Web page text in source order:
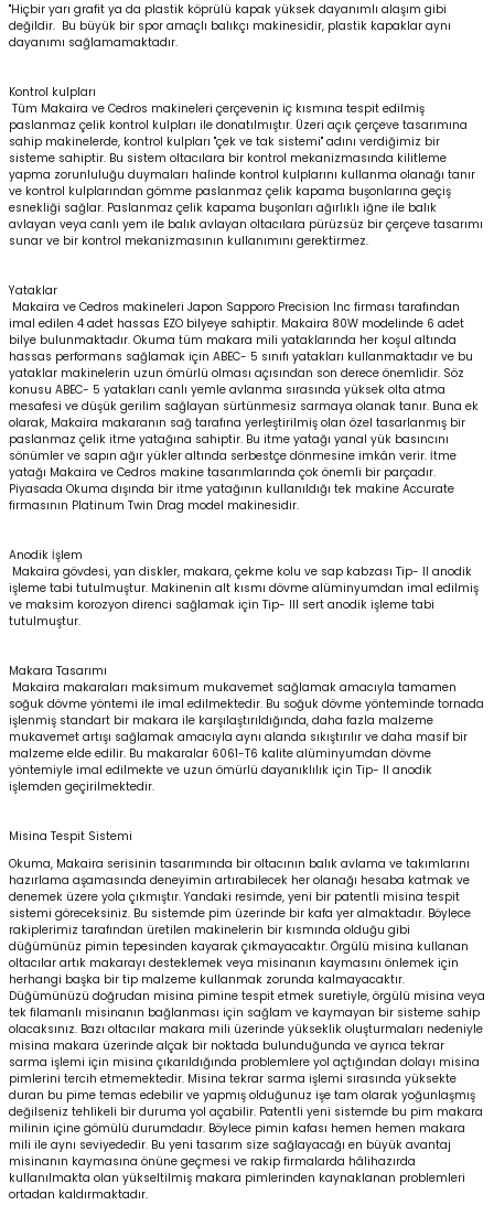
"Hiçbir yarı grafit ya da plastik köprülü kapak yüksek dayanımlı alaşım gibi
değildir. Bu büyük bir spor amaçlı balıkçı makinesidir, plastik kapaklar aynı
dayanımı sağlamamaktadır.
Kontrol kulpları
Tüm Makaira ve Cedros makineleri çerçevenin iç kısmına tespit edilmiş
paslanmaz çelik kontrol kulpları ile donatılmıştır. Üzeri açık çerçeve tasarımına
sahip makinelerde, kontrol kulpları "çek ve tak sistemi" adını verdiğimiz bir
sisteme sahiptir. Bu sistem oltacılara bir kontrol mekanizmasında kilitleme
yapma zorunluluğu duymaları halinde kontrol kulplarını kullanma olanağı tanır
ve kontrol kulplarından gömme paslanmaz çelik kapama buşonlarına geçiş
esnekliği sağlar. Paslanmaz çelik kapama buşonları ağırlıklı iğne ile balık
avlayan veya canlı yem ile balık avlayan oltacılara pürüzsüz bir çerçeve tasarımı
sunar ve bir kontrol mekanizmasının kullanımını gerektirmez.
Yataklar
Makaira ve Cedros makineleri Japon Sapporo Precision Inc firması tarafından
imal edilen 4 adet hassas EZO bilyeye sahiptir. Makaira 80W modelinde 6 adet
bilye bulunmaktadır. Okuma tüm makara mili yataklarında her koşul altında
hassas performans sağlamak için ABEC- 5 sınıfı yatakları kullanmaktadır ve bu
yataklar makinelerin uzun ömürlü olması açısından son derece önemlidir. Söz
konusu ABEC- 5 yatakları canlı yemle avlanma sırasında yüksek olta atma
mesafesi ve düşük gerilim sağlayan sürtünmesiz sarmaya olanak tanır. Buna ek
olarak, Makaira makaranın sağ tarafına yerleştirilmiş olan özel tasarlanmış bir
paslanmaz çelik itme yatağına sahiptir. Bu itme yatağı yanal yük basıncını
sönümler ve sapın ağır yükler altında serbestçe dönmesine imkân verir. İtme
yatağı Makaira ve Cedros makine tasarımlarında çok önemli bir parçadır.
Piyasada Okuma dışında bir itme yatağının kullanıldığı tek makine Accurate
firmasının Platinum Twin Drag model makinesidir.
Anodik İşlem
Makaira gövdesi, yan diskler, makara, çekme kolu ve sap kabzası Tip- II anodik
işleme tabi tutulmuştur. Makinenin alt kısmı dövme alüminyumdan imal edilmiş
ve maksim korozyon direnci sağlamak için Tip- III sert anodik işleme tabi
tutulmuştur.
Makara Tasarımı
Makaira makaraları maksimum mukavemet sağlamak amacıyla tamamen
soğuk dövme yöntemi ile imal edilmektedir. Bu soğuk dövme yönteminde tornada
işlenmiş standart bir makara ile karşılaştırıldığında, daha fazla malzeme
mukavemet artışı sağlamak amacıyla aynı alanda sıkıştırılır ve daha masif bir
malzeme elde edilir. Bu makaralar 6061-T6 kalite alüminyumdan dövme
yöntemiyle imal edilmekte ve uzun ömürlü dayanıklılık için Tip- II anodik
işlemden geçirilmektedir.
Misina Tespit Sistemi
Okuma, Makaira serisinin tasarımında bir oltacının balık avlama ve takımlarını
hazırlama aşamasında deneyimin artırabilecek her olanağı hesaba katmak ve
denemek üzere yola çıkmıştır. Yandaki resimde, yeni bir patentli misina tespit
sistemi göreceksiniz. Bu sistemde pim üzerinde bir kafa yer almaktadır. Böylece
rakiplerimiz tarafından üretilen makinelerin bir kısmında olduğu gibi
düğümünüz pimin tepesinden kayarak çıkmayacaktır. Örgülü misina kullanan
oltacılar artık makarayı desteklemek veya misinanın kaymasını önlemek için
herhangi başka bir tip malzeme kullanmak zorunda kalmayacaktır.
Düğümünüzü doğrudan misina pimine tespit etmek suretiyle, örgülü misina veya
tek filamanlı misinanın bağlanması için sağlam ve kaymayan bir sisteme sahip
olacaksınız. Bazı oltacılar makara mili üzerinde yükseklik oluşturmaları nedeniyle
misina makara üzerinde alçak bir noktada bulunduğunda ve ayrıca tekrar
sarma işlemi için misina çıkarıldığında problemlere yol açtığından dolayı misina
pimlerini tercih etmemektedir. Misina tekrar sarma işlemi sırasında yüksekte
duran bu pime temas edebilir ve yapmış olduğunuz işe tam olarak yoğunlaşmış
değilseniz tehlikeli bir duruma yol açabilir. Patentli yeni sistemde bu pim makara
milinin içine gömülü durumdadır. Böylece pimin kafası hemen hemen makara
mili ile aynı seviyededir. Bu yeni tasarım size sağlayacağı en büyük avantaj
misinanın kaymasına önüne geçmesi ve rakip firmalarda hâlihazırda
kullanılmakta olan yükseltilmiş makara pimlerinden kaynaklanan problemleri
ortadan kaldırmaktadır.